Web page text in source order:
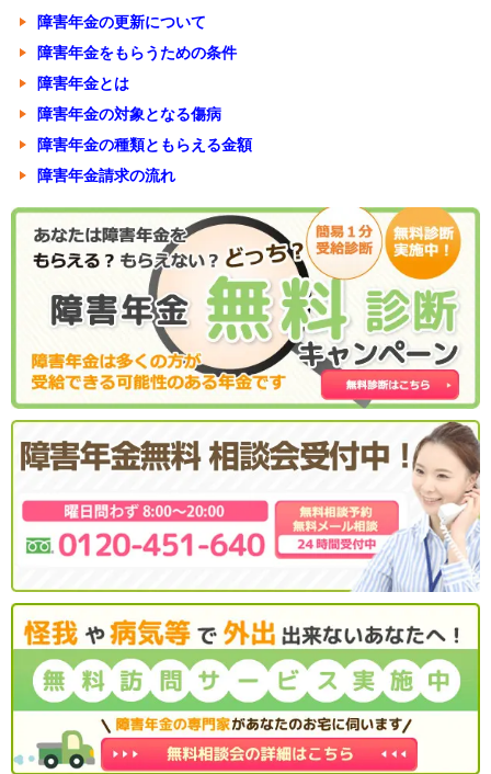
障害年金の更新について
障害年金をもらうための条件
障害年金とは
障害年金の対象となる傷病
障害年金の種類ともらえる金額
障害年金請求の流れ